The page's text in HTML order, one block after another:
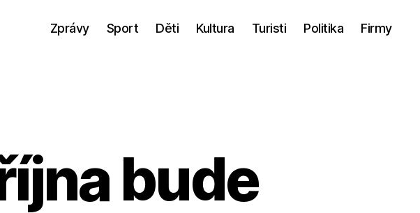
Zprávy Sport Děti Kultura Turisti Politika Firmy
bude